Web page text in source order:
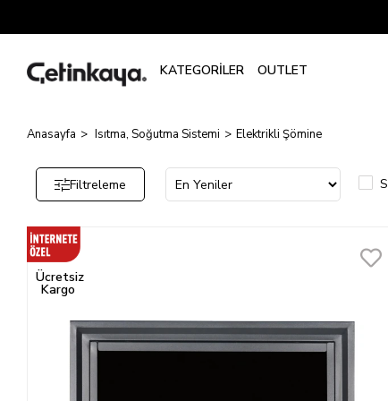
Anasayfa Isıtma, Soğutma Sistemi Elektrikli Şömine
Filtreleme
Ücretsiz
Kargo